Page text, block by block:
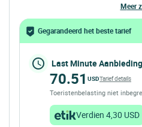
meer
Gegarandeerd het beste tarief
Last Minute Aanbieding
70.51 USDTarief details
Toeristenbelasting niet
Verdien 4,30 USD